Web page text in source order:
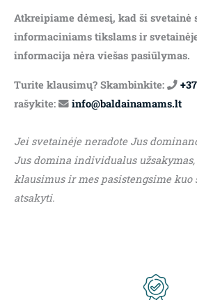
Atkreipiame dėmesį, kad ši svetainė
informaciniams tikslams ir
informacija nėra viešas pasiūlymas.
Turite klausimų? Skambinkite:
rašykite:
info@baldainamams.lt
Jei svetainėje neradote Jus
Jus domina individualus
klausimus ir mes pasistengsime kuo
atsakyti.